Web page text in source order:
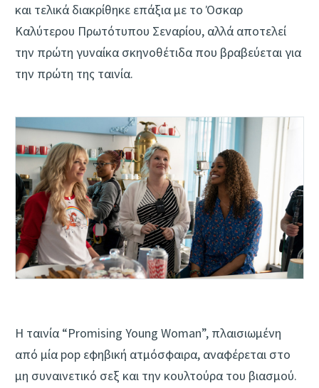
και τελικά διακρίθηκε επάξια με το Όσκαρ
Καλύτερου Πρωτότυπου Σεναρίου, αλλά αποτελεί
την πρώτη γυναίκα σκηνοθέτιδα που βραβεύεται για
την πρώτη της ταινία.
Η ταινία “Promising Young Woman”, πλαισιωμένη
από μία pop εφηβική ατμόσφαιρα, αναφέρεται στο
μη συναινετικό σεξ και την κουλτούρα του βιασμού.